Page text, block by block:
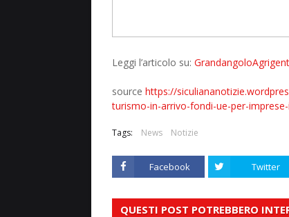
Leggi l’articolo su:
source https://
turismo-in-arrivo-fondi-ue-per-
Tags: News Notizie
Facebook Twitter
QUESTI POST POTREBBERO